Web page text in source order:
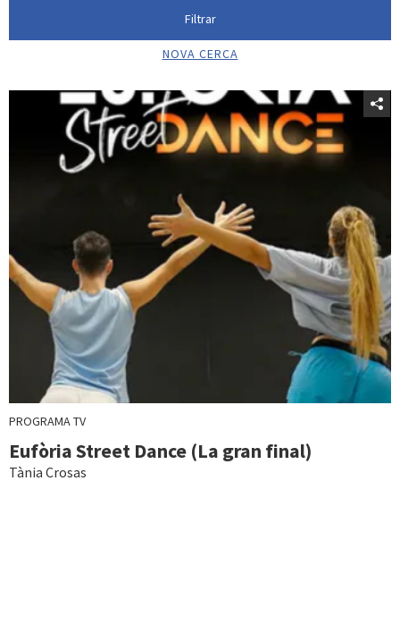
Filtrar
NOVA CERCA
PROGRAMA TV
Eufòria Street Dance (La gran final)
Tània Crosas